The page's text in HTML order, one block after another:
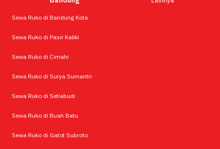
Sewa Ruko di Bandung Kota
Sewa Ruko di Pasir Kaliki
Sewa Ruko di Cimahi
Sewa Ruko di Surya Sumantri
Sewa Ruko di Setiabudi
Sewa Ruko di Buah Batu
Sewa Ruko di Gatot Subroto